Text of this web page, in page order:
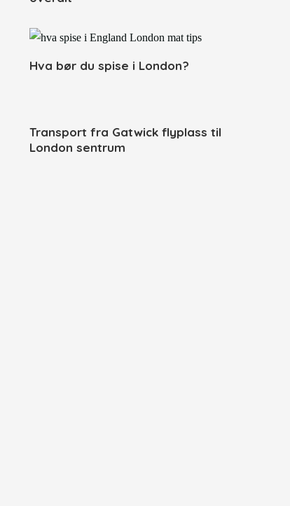
Hva bør du spise i London?
Transport fra Gatwick flyplass til
London sentrum